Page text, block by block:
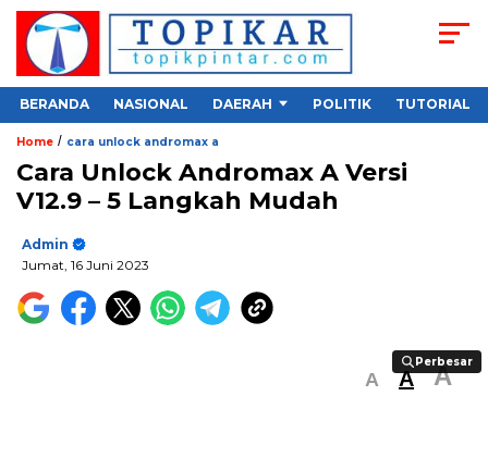
BERANDA NASIONAL DAERAH POLITIK TUTORIAL
Home / cara unlock andromax a
Cara Unlock Andromax A Versi
V12.9 – 5 Langkah Mudah
Admin
Jumat, 16 Juni 2023
Perbesar
Perbesar
A A A